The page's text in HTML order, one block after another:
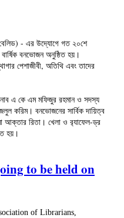
(বেলিড) - এর উদ্যোগে গত ২০শে
বার্ষিক বনভোজন অনুষ্ঠিত হয়।
পেশাজীবী, অতিথি এবং তাদের
এ কে এম মফিজুর রহমান ও সদস্য
করিম। বনভোজনের সার্বিক দায়িত্ব
আক্তার রিতা। খেলা ও র‍্যাফেল-ড্র
হয়।
to be held on
of Librarians,